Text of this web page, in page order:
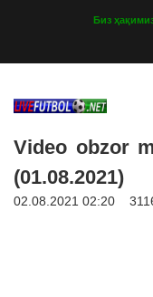
Биз
Video obzor
(01.08.2021)
02.08.2021 02:20